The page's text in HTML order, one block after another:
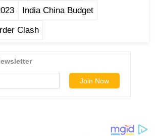
India China Budget
Clash